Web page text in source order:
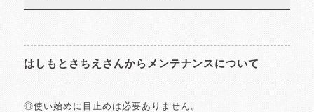
はしもとさちえさんからメンテナンスについて
◎使い始めに目止めは必要ありません。